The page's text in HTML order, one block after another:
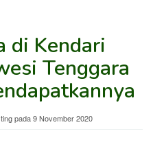
di Kendari
Tenggara
pada9 November 2020